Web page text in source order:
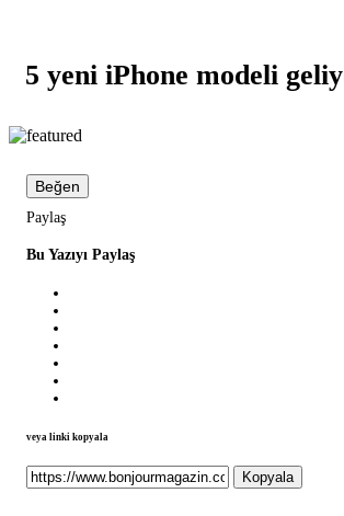
5 yeni iPhone modeli
Beğen
Paylaş
Bu Yazıyı Paylaş
veya linki kopyala
Kopyala